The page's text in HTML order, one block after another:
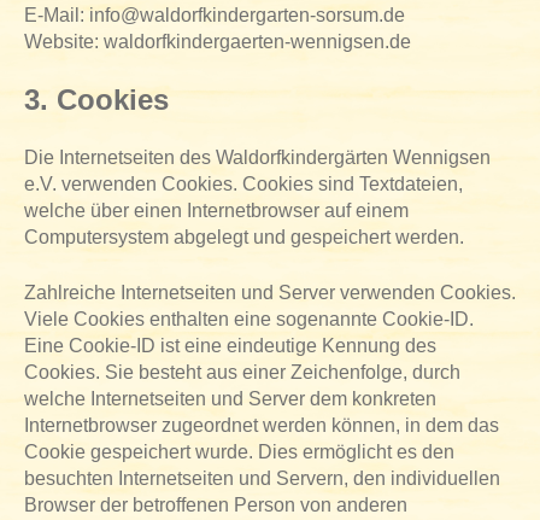
E-Mail: info@waldorfkindergarten-sorsum.de
Website: waldorfkindergaerten-wennigsen.de
3. Cookies
Die Internetseiten des Waldorfkindergärten Wennigsen
e.V. verwenden Cookies. Cookies sind Textdateien,
welche über einen Internetbrowser auf einem
Computersystem abgelegt und gespeichert werden.
Zahlreiche Internetseiten und Server verwenden Cookies.
Viele Cookies enthalten eine sogenannte Cookie-ID.
Eine Cookie-ID ist eine eindeutige Kennung des
Cookies. Sie besteht aus einer Zeichenfolge, durch
welche Internetseiten und Server dem konkreten
Internetbrowser zugeordnet werden können, in dem das
Cookie gespeichert wurde. Dies ermöglicht es den
besuchten Internetseiten und Servern, den individuellen
Browser der betroffenen Person von anderen